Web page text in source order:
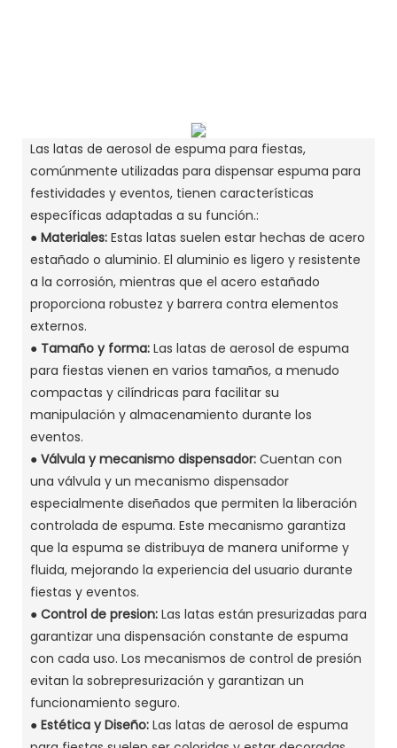
Las latas de aerosol de espuma para fiestas,
comúnmente utilizadas para dispensar espuma para
festividades y eventos, tienen características
específicas adaptadas a su función.:
● Materiales: Estas latas suelen estar hechas de acero
estañado o aluminio. El aluminio es ligero y resistente
a la corrosión, mientras que el acero estañado
proporciona robustez y barrera contra elementos
externos.
● Tamaño y forma: Las latas de aerosol de espuma
para fiestas vienen en varios tamaños, a menudo
compactas y cilíndricas para facilitar su
manipulación y almacenamiento durante los
eventos.
● Válvula y mecanismo dispensador: Cuentan con
una válvula y un mecanismo dispensador
especialmente diseñados que permiten la liberación
controlada de espuma. Este mecanismo garantiza
que la espuma se distribuya de manera uniforme y
fluida, mejorando la experiencia del usuario durante
fiestas y eventos.
● Control de presion: Las latas están presurizadas para
garantizar una dispensación constante de espuma
con cada uso. Los mecanismos de control de presión
evitan la sobrepresurización y garantizan un
funcionamiento seguro.
● Estética y Diseño: Las latas de aerosol de espuma